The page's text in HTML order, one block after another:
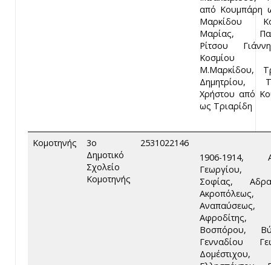
από Κουμπάρη
Μαρκίδου
Μαρίας,
Ρίτσου
Μ.Μαρκίδου,
Δημητρίου,
Χρήστου από
ως Τριαρίδη
Κομοτηνής
3ο
Δημοτικό
Σχολείο
Κομοτηνής
2531022146
1906-1914,
Γεωργίου,
Σοφίας,
Ακροπόλεως,
Αναπαύσεως,
Αφροδίτης,
Βοσπόρου,
Γενναδίου
Δομέστιχου,